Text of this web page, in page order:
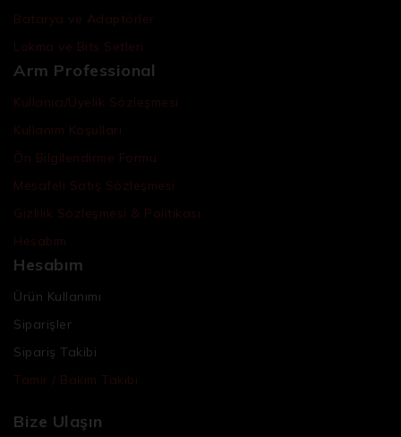
Batarya ve Adaptörler
Lokma ve Bits Setleri
Arm Professional
Kullanıcı/Üyelik Sözleşmesi
Kullanım Koşulları
Ön Bilgilendirme Formu
Mesafeli Satış Sözleşmesi
Gizlilik Sözleşmesi & Politikası
Hesabım
Hesabım
Ürün Kullanımı
Siparişler
Sipariş Takibi
Tamir / Bakım Takibi
Bize Ulaşın